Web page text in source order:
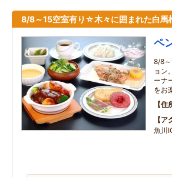
8/8～15空室有り☆木々に囲まれた白馬
ペ
8/8
ョン
ーナ
をお
住
ア
魚川